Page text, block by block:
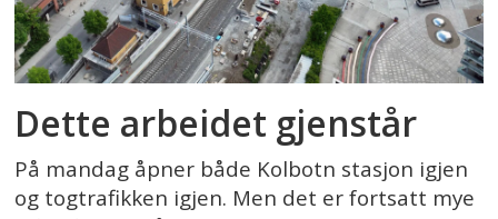
Dette arbeidet gjenstår
På mandag åpner både Kolbotn stasjon igjen
og togtrafikken igjen. Men det er fortsatt mye